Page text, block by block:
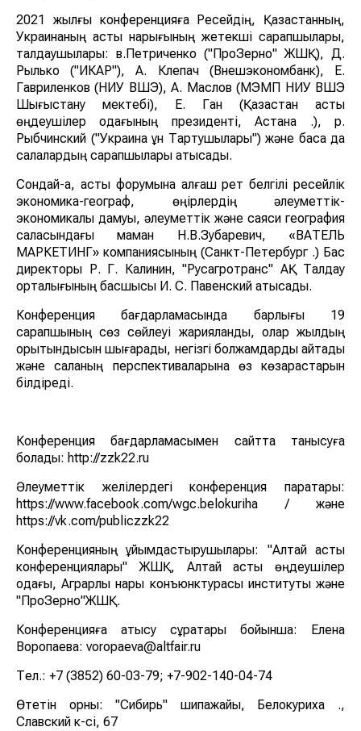
2021 жылғы конференцияға Ресейдің, Қазақстанның,
Украинаның астық нарығының жетекші сарапшылары,
талдаушылары: в.Петриченко ("ПроЗерно" ЖШҚ), Д.
Рылько ("ИКАР"), А. Клепач (Внешэкономбанк), Е.
Гавриленков (НИУ ВШЭ), А. Маслов (МЭМП НИУ ВШЭ
Шығыстану мектебі), Е. Ган (Қазақстан астық
өңдеушілер одағының президенті, Астана қ.), р.
Рыбчинский ("Украина ұн Тартушылары") және басқа да
салалардың сарапшылары қатысады.
Сондай-ақ, астық форумына алғаш рет белгілі ресейлік
экономика-географ, өңірлердің әлеуметтік-
экономикалық дамуы, әлеуметтік және саяси география
саласындағы маман Н.В.Зубаревич, «ВАТЕЛЬ
МАРКЕТИНГ» компаниясының (Санкт-Петербург қ.) Бас
директоры Р. Г. Калинин, "Русагротранс" АҚ Талдау
орталығының басшысы И. С. Павенский қатысады.
Конференция бағдарламасында барлығы 19
сарапшының сөз сөйлеуі жарияланды, олар жылдың
қорытындысын шығарады, негізгі болжамдарды айтады
және саланың перспективаларына өз көзқарастарын
білдіреді.
Конференция бағдарламасымен сайтта танысуға
болады: http://zzk22.ru
Әлеуметтік желілердегі конференция парақтары:
https://www.facebook.com/wgc.belokuriha / және
https://vk.com/publiczzk22
Конференцияның ұйымдастырушылары: "Алтай астық
конференциялары" ЖШҚ, Алтай астық өңдеушілер
одағы, Аграрлық нарық конъюнктурасы институты және
"ПроЗерно"ЖШҚ.
Конференцияға қатысу сұрақтары бойынша: Елена
Воропаева: voropaeva@altfair.ru
Тел.: +7 (3852) 60-03-79; +7-902-140-04-74
Өтетін орны: "Сибирь" шипажайы, Белокуриха қ.,
Славский к-сі, 67